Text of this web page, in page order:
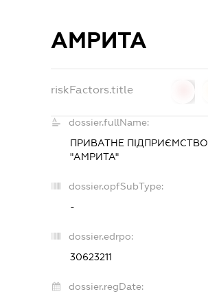
АМРИТА
riskFactors.title
dossier.fullName:
ПРИВАТНЕ ПІДПРИЄМСТВО
"АМРИТА"
dossier.opfSubType:
-
dossier.edrpo:
30623211
dossier.regDate: